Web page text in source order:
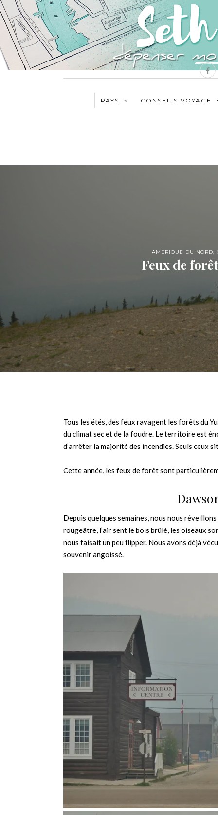
PAYS CONSEILS VOYAGE
AMÉRIQUE DU NORD,
Feux de
Tous les étés, des feux ravagent les forêts du
du climat sec et de la foudre. Le territoire est
d’arrêter la majorité des incendies. Seuls ceux
Cette année, les feux de forêt sont
Depuis quelques semaines, nous nous
rougeâtre, l’air sent le bois brûlé, les oiseaux
nous faisait un peu flipper. Nous avons déjà
souvenir angoissé.